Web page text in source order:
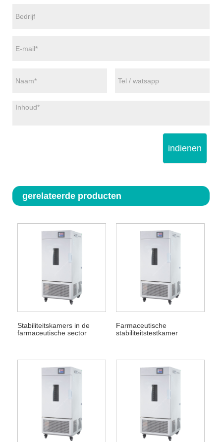
indienen
gerelateerde producten
Stabiliteitskamers in de
farmaceutische sector
Farmaceutische
stabiliteitstestkamer